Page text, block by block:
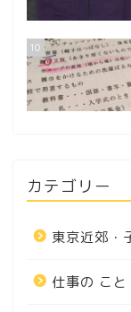
10
カテゴリー
東京近郊・
仕事の こと